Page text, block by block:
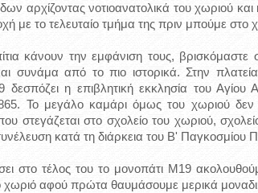
αρχίζοντας νοτιοανατολικά του χωριού
με το τελευταίο τμήμα της πριν μπούμε στο
κάνουν την εμφάνιση τους,
συνάμα από το πιο ιστορικά. Στην
δεσπόζει η επιβλητική εκκλησία του
Το μεγάλο καμάρι όμως του χωριού δεν
στεγάζεται στο σχολείο του χωριού,
κατά τη διάρκεια του Β' Παγκοσμίου
στο τέλος του το μονοπάτι Μ19
χωριό αφού πρώτα θαυμάσουμε μερικά